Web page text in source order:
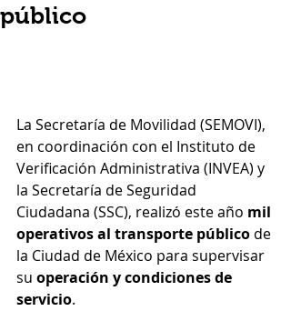
público
La Secretaría de Movilidad (SEMOVI),
en coordinación con el Instituto de
Verificación Administrativa (INVEA) y
la Secretaría de Seguridad
Ciudadana (SSC), realizó este año mil
operativos al transporte público de
la Ciudad de México para supervisar
su operación y condiciones de
servicio.